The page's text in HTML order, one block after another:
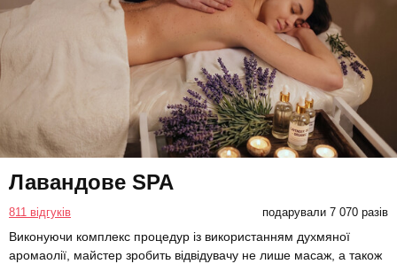
Лавандове SPA
811 відгуків подарували 7 070 разів
Виконуючи комплекс процедур із використанням духмяної
аромаолії, майстер зробить відвідувачу не лише масаж, а також